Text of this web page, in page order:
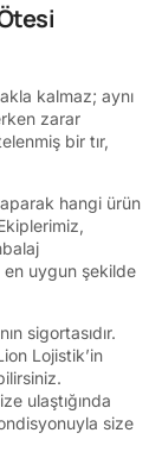
kalmaz; aynı
zarar
bir tır,
hangi ürün
en uygun şekilde
sigortasıdır.
Lojistik’in
ulaştığında
size